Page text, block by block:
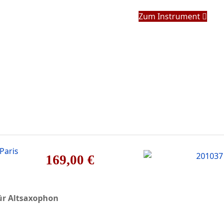
Zum Instrument
169,00 €
Altsaxophon